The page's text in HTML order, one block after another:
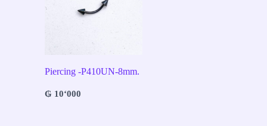
Piercing -P410UN-8mm.
₲10‘000